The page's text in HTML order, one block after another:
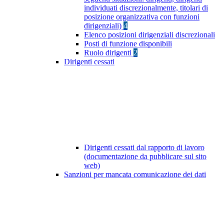
individuati discrezionalmente, titolari di
posizione organizzativa con funzioni
dirigenziali) 4
Elenco posizioni dirigenziali discrezionali
Posti di funzione disponibili
Ruolo dirigenti 2
Dirigenti cessati
Dirigenti cessati dal rapporto di lavoro
(documentazione da pubblicare sul sito
web)
Sanzioni per mancata comunicazione dei dati